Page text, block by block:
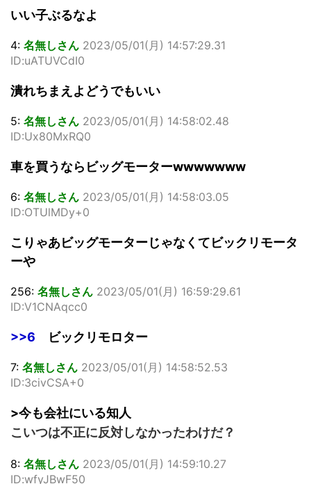
いい子ぶるなよ
4: 名無しさん 2023/05/01(月) 14:57:29.31
ID:uATUVCdI0
潰れちまえよどうでもいい
5: 名無しさん 2023/05/01(月) 14:58:02.48
ID:Ux80MxRQ0
車を買うならビッグモーターwwwwwww
6: 名無しさん 2023/05/01(月) 14:58:03.05
ID:OTUlMDy+0
こりゃあビッグモーターじゃなくてビックリモータ
ーや
256: 名無しさん 2023/05/01(月) 16:59:29.61
ID:V1CNAqcc0
>>6 ビックリモロター
7: 名無しさん 2023/05/01(月) 14:58:52.53
ID:3civCSA+0
>今も会社にいる知人
こいつは不正に反対しなかったわけだ？
8: 名無しさん 2023/05/01(月) 14:59:10.27
ID:wfyJBwF50